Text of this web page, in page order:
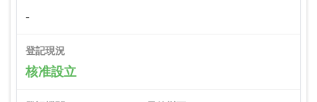
-
登記現況
核准設立